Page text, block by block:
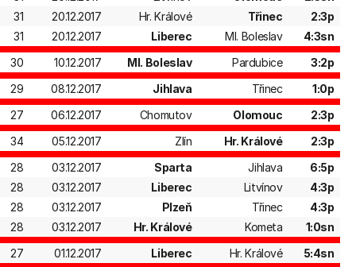
31
20.12.2017 Hr. Králové Třinec
2:3p
31
20.12.2017 Liberec Ml. Boleslav
4:3sn
30
10.12.2017 Ml. Boleslav Pardubice
3:2p
29
08.12.2017 Jihlava Třinec
1:0p
27
06.12.2017 Chomutov Olomouc
2:3p
34
05.12.2017 Zlín Hr. Králové
2:3p
28
03.12.2017 Sparta Jihlava
6:5p
28
03.12.2017 Liberec Litvínov
4:3p
28
03.12.2017 Plzeň Třinec
4:3p
28
03.12.2017 Hr. Králové Kometa
1:0sn
27
01.12.2017 Liberec Hr. Králové
5:4sn